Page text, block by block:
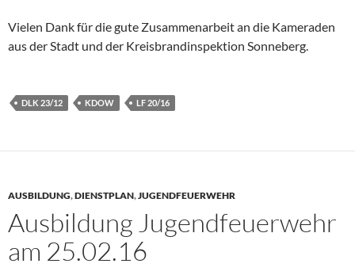
Vielen Dank für die gute Zusammenarbeit an die Kameraden
aus der Stadt und der Kreisbrandinspektion Sonneberg.
DLK 23/12 KDOW LF 20/16
AUSBILDUNG,DIENSTPLAN,JUGENDFEUERWEHR
Ausbildung Jugendfeuerwehr
am 25.02.16